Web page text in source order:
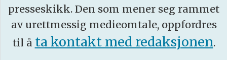
presseskikk. Den som mener seg rammet
av urettmessig medieomtale, oppfordres
til å ta kontakt med redaksjonen.